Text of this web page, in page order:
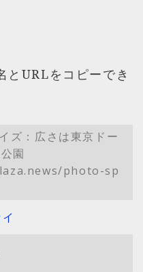
とURLをコピーでき
ズ：広さは東京ドー
園
photo-sp